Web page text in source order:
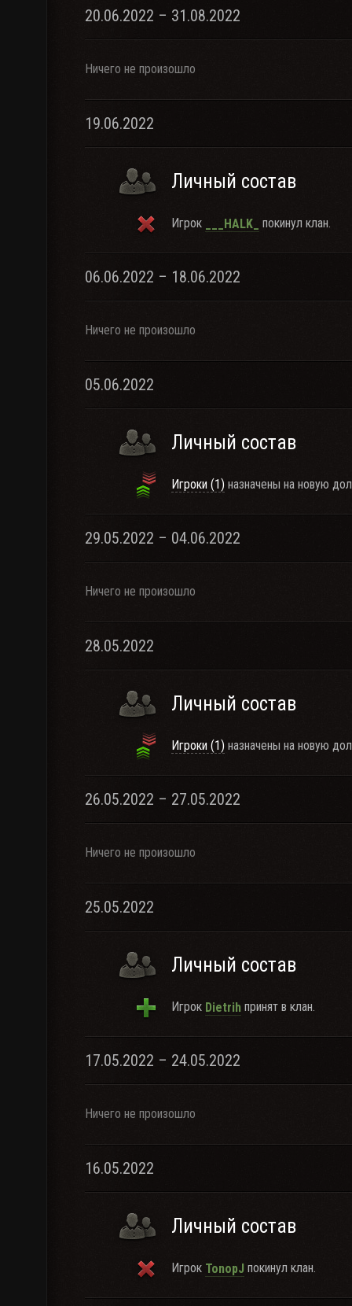
20.06.2022 – 31.08.2022
Ничего не произошло
19.06.2022
Личный состав
Игрок ___HALK_ покинул клан.
06.06.2022 – 18.06.2022
Ничего не произошло
05.06.2022
Личный состав
Игроки (1) назначены на новую
29.05.2022 – 04.06.2022
Ничего не произошло
28.05.2022
Личный состав
Игроки (1) назначены на новую
26.05.2022 – 27.05.2022
Ничего не произошло
25.05.2022
Личный состав
Игрок Dietrih принят в клан.
17.05.2022 – 24.05.2022
Ничего не произошло
16.05.2022
Личный состав
Игрок TonopJ покинул клан.